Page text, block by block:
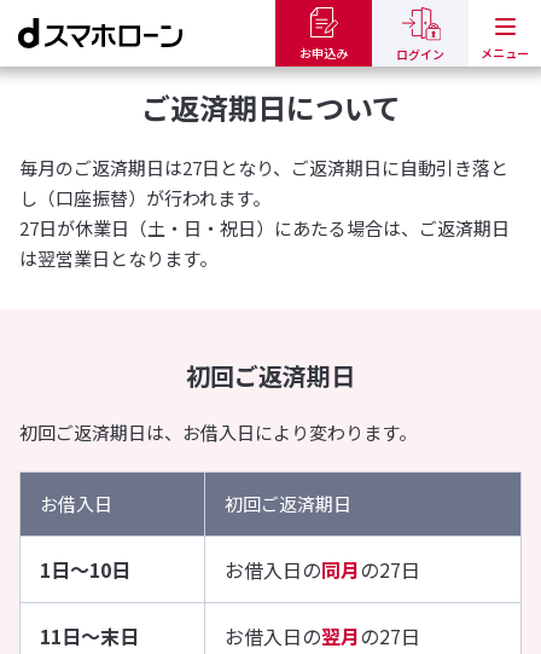
お申込み ログイン
トップ ご返済について ご返済期日について
ご返済期日について
毎月のご返済期日は27日となり、ご返済期日に自動引き落と
し（口座振替）が行われます。
27日が休業日（土・日・祝日）にあたる場合は、ご返済期日
は翌営業日となります。
初回ご返済期日
初回ご返済期日は、お借入日により変わります。
お借入日 初回ご返済期日
1日〜10日 お借入日の同月の27日
11日～末日 お借入日の翌月の27日